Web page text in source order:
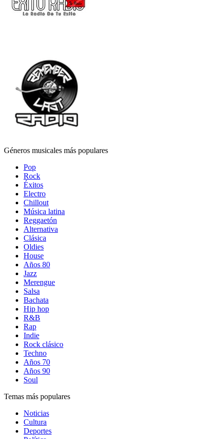
Géneros musicales más populares
Pop
Rock
Éxitos
Electro
Chillout
Música latina
Reggaetón
Alternativa
Clásica
Oldies
House
Años 80
Jazz
Merengue
Salsa
Bachata
Hip hop
R&B
Rap
Indie
Rock clásico
Techno
Años 70
Años 90
Soul
Temas más populares
Noticias
Cultura
Deportes